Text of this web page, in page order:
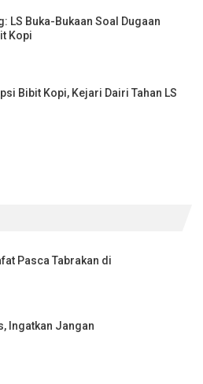
LS Buka-Bukaan Soal Dugaan
Kopi
Bibit Kopi, Kejari Dairi Tahan LS
Pasca Tabrakan di
Ingatkan Jangan